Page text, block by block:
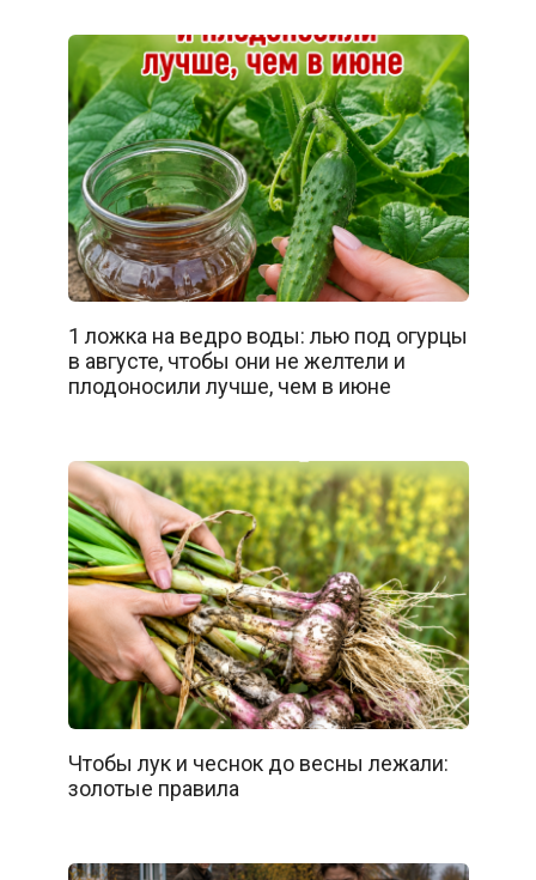
1 ложка на ведро воды: лью под огурцы
в августе, чтобы они не желтели и
плодоносили лучше, чем в июне
Чтобы лук и чеснок до весны лежали:
золотые правила